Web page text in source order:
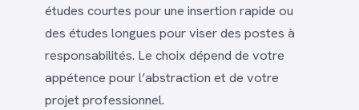
études courtes pour une insertion rapide ou
des études longues pour viser des postes à
responsabilités. Le choix dépend de votre
appétence pour l’abstraction et de votre
projet professionnel.